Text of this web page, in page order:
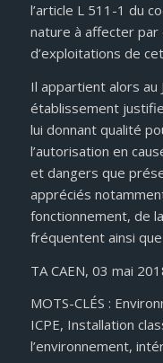
l’article L 511-1 du
nature à affecter par
d’exploitations de
Il appartient alors
établissement
lui donnant qualité
l’autorisation en
et dangers que
appréciés
fonctionnement, de
fréquentent ainsi
TA CAEN, 03 mai
MOTS-CLÉS :
ICPE, Installation
l’environnement,